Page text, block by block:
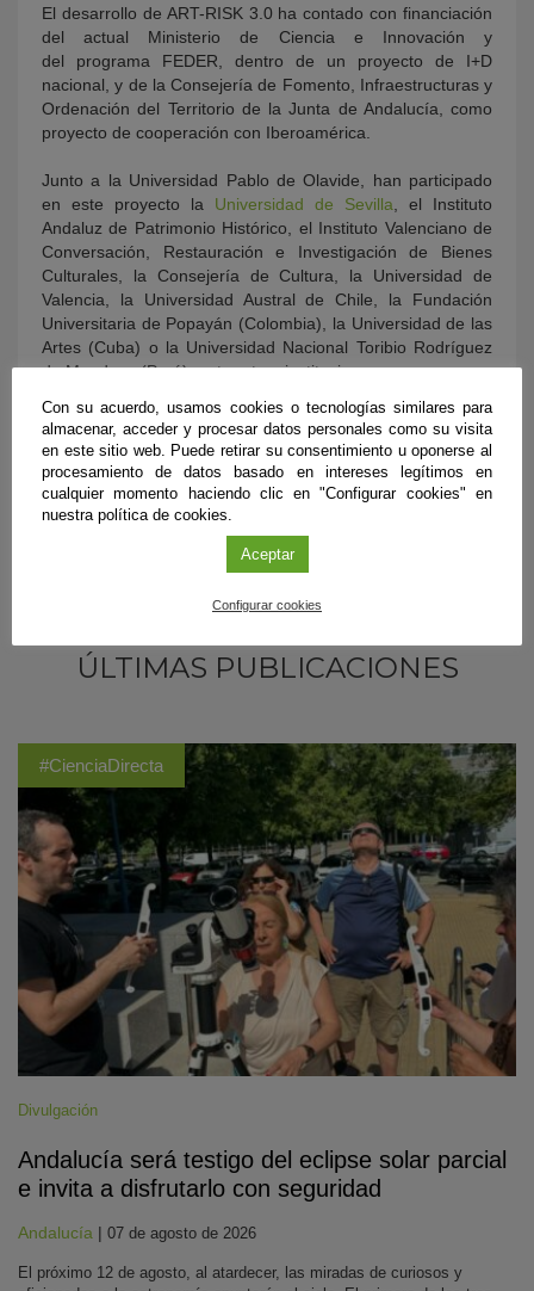
El desarrollo de ART-RISK 3.0 ha contado con financiación
del actual Ministerio de Ciencia e Innovación y
del programa FEDER, dentro de un proyecto de I+D
nacional, y de la Consejería de Fomento, Infraestructuras y
Ordenación del Territorio de la Junta de Andalucía, como
proyecto de cooperación con Iberoamérica.
Junto a la Universidad Pablo de Olavide, han participado
en este proyecto la Universidad de Sevilla , el Instituto
Andaluz de Patrimonio Histórico, el Instituto Valenciano de
Conversación, Restauración e Investigación de Bienes
Culturales, la Consejería de Cultura, la Universidad de
Valencia, la Universidad Austral de Chile, la Fundación
Universitaria de Popayán (Colombia), la Universidad de las
Artes (Cuba) o la Universidad Nacional Toribio Rodríguez
de Mendoza (Perú), entre otras instituciones.
ÚLTIMAS PUBLICACIONES
#CienciaDirecta
Divulgación
Andalucía será testigo del eclipse solar parcial
e invita a disfrutarlo con seguridad
Andalucía | 07 de agosto de 2026
El próximo 12 de agosto, al atardecer, las miradas de curiosos y
Con su acuerdo, usamos cookies o tecnologías similares para
almacenar, acceder y procesar datos personales como su visita
en este sitio web. Puede retirar su consentimiento u oponerse al
procesamiento de datos basado en intereses legítimos en
cualquier momento haciendo clic en "Configurar cookies" en
nuestra política de cookies.
Aceptar
Configurar cookies